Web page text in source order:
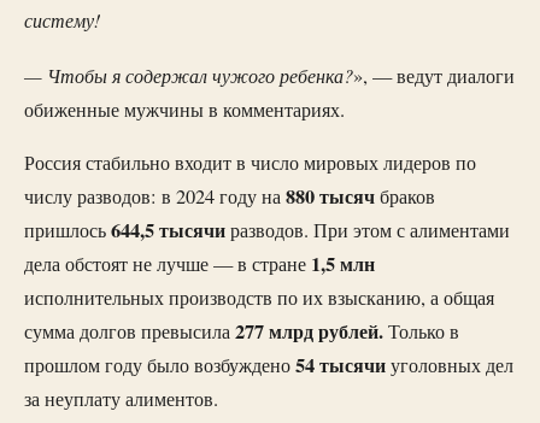
систему!
— Чтобы я содержал чужого ребенка?», — ведут диалоги
обиженные мужчины в комментариях.
Россия стабильно входит в число мировых лидеров по
числу разводов: в 2024 году на880 тысячбраков
пришлось644,5 тысячиразводов. При этом с алиментами
дела обстоят не лучше — в стране 1,5 млн
исполнительных производств по их взысканию, а общая
сумма долгов превысила277 млрд рублей.Только в
прошлом году было возбуждено54 тысячиуголовных дел
за неуплату алиментов.